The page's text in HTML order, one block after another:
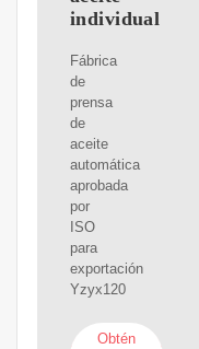
individual
Fábrica
de
prensa
de
aceite
automática
aprobada
por
ISO
para
exportación
Yzyx120
Obtén